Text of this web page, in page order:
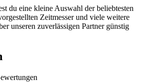
du eine kleine Auswahl der beliebtesten
Zeitmesser und viele weitere
unseren zuverlässigen Partner günstig